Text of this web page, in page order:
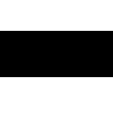
main